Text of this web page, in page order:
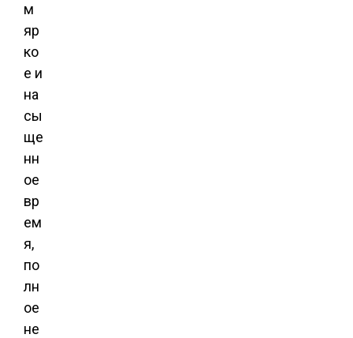
м
яр
ко
е и
на
сы
ще
нн
ое
вр
ем
я,
по
лн
ое
не